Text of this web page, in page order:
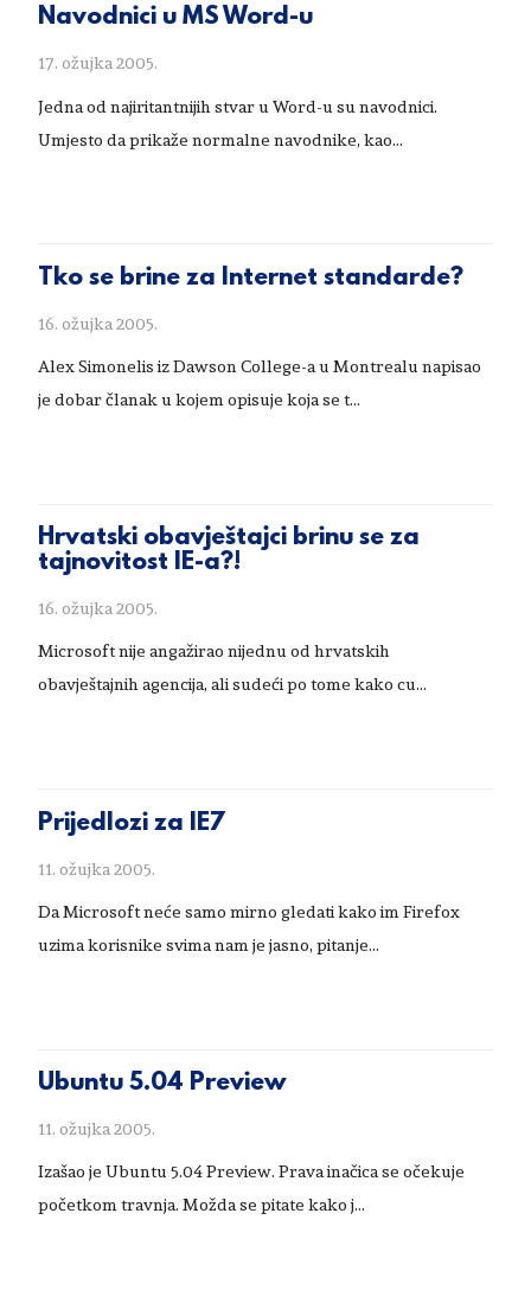
Navodnici u MS Word-u
17. ožujka 2005.
Jedna od najiritantnijih stvar u Word-u su navodnici.
Umjesto da prikaže normalne navodnike, kao...
Tko se brine za Internet standarde?
16. ožujka 2005.
Alex Simonelis iz Dawson College-a u Montrealu napisao
je dobar članak u kojem opisuje koja se t...
Hrvatski obavještajci brinu se za
tajnovitost IE-a?!
16. ožujka 2005.
Microsoft nije angažirao nijednu od hrvatskih
obavještajnih agencija, ali sudeći po tome kako cu...
Prijedlozi za IE7
11. ožujka 2005.
Da Microsoft neće samo mirno gledati kako im Firefox
uzima korisnike svima nam je jasno, pitanje...
Ubuntu 5.04 Preview
11. ožujka 2005.
Izašao je Ubuntu 5.04 Preview. Prava inačica se očekuje
početkom travnja. Možda se pitate kako j...